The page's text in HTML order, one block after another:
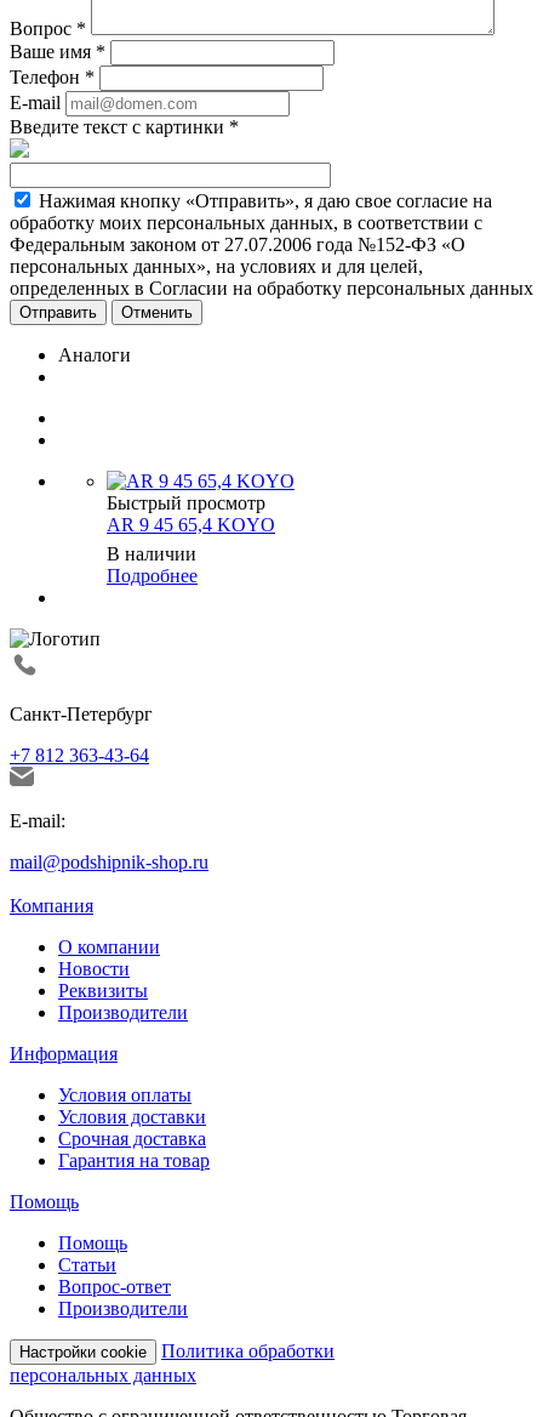
Вопрос *
Ваше имя *
Телефон *
E-mail
Введите текст с картинки *
Нажимая кнопку «Отправить», я даю свое согласие на
обработку моих персональных данных, в соответствии с
Федеральным законом от 27.07.2006 года №152-ФЗ «О
персональных данных», на условиях и для целей,
определенных в Согласии на обработку персональных данных
Отменить
Аналоги
Быстрый просмотр
AR 9 45 65,4 KOYO
В наличии
Подробнее
Санкт-Петербург
+7 812 363-43-64
E-mail:
mail@podshipnik-shop.ru
Компания
О компании
Новости
Реквизиты
Производители
Информация
Условия оплаты
Условия доставки
Срочная доставка
Гарантия на товар
Помощь
Помощь
Статьи
Вопрос-ответ
Производители
Настройки cookie
Политика обработки
персональных данных